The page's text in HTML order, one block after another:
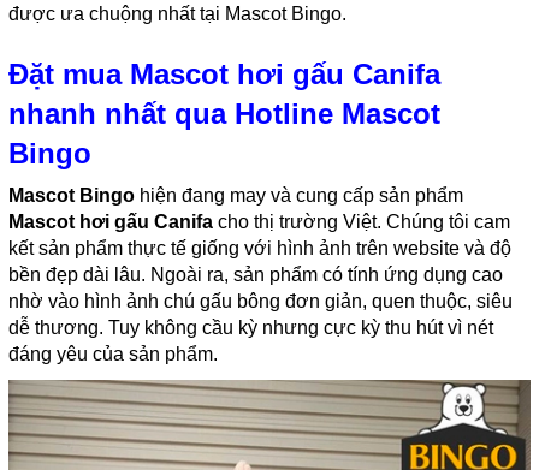
được ưa chuộng nhất tại Mascot Bingo.
Đặt mua Mascot hơi gấu Canifa
nhanh nhất qua Hotline Mascot
Bingo
Mascot Bingo hiện đang may và cung cấp sản phẩm
Mascot hơi gấu Canifa cho thị trường Việt. Chúng tôi cam
kết sản phẩm thực tế giống với hình ảnh trên website và độ
bền đẹp dài lâu. Ngoài ra, sản phẩm có tính ứng dụng cao
nhờ vào hình ảnh chú gấu bông đơn giản, quen thuộc, siêu
dễ thương. Tuy không cầu kỳ nhưng cực kỳ thu hút vì nét
đáng yêu của sản phẩm.